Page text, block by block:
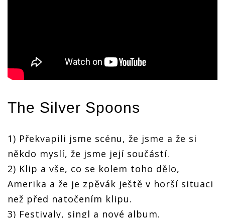
The Silver Spoons
1) Překvapili jsme scénu, že jsme a že si
někdo myslí, že jsme její součástí.
2) Klip a vše, co se kolem toho dělo,
Amerika a že je zpěvák ještě v horší situaci
než před natočením klipu.
3) Festivaly, singl a nové album.